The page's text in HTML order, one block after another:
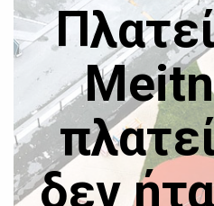
δεν